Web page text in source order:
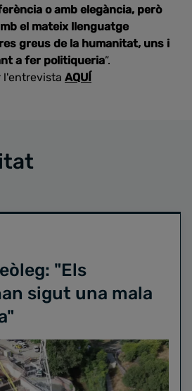
o amb elegància, però
el mateix llenguatge
greus de la humanitat, uns i
a fer politiqueria”.
l'entrevista AQUÍ
"Els
sigut una mala